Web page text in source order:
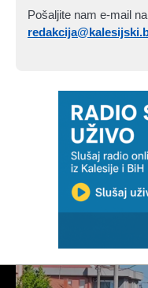
Pošaljite nam e-mail